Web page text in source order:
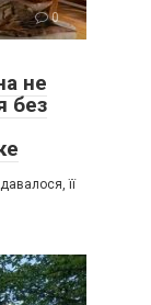
0
не
без
її